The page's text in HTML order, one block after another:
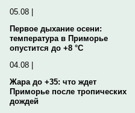
05.08 |
Первое дыхание осени:
температура в Приморье
опустится до +8 °C
04.08 |
Жара до +35: что ждет
Приморье после тропических
дождей